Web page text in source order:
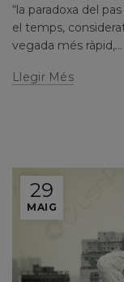
“la paradoxa del
el temps,
vegada més ràpid,...
Llegir Més
29
MAIG